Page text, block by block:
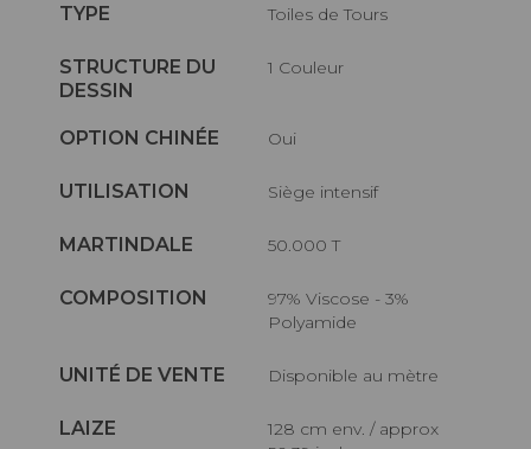
TYPE Toiles de Tours
STRUCTURE DU
DESSIN
1 Couleur
OPTION CHINÉE Oui
UTILISATION Siège intensif
MARTINDALE 50.000 T
COMPOSITION
97% Viscose - 3%
Polyamide
UNITÉ DE VENTE Disponible au mètre
LAIZE
128 cm env. / approx